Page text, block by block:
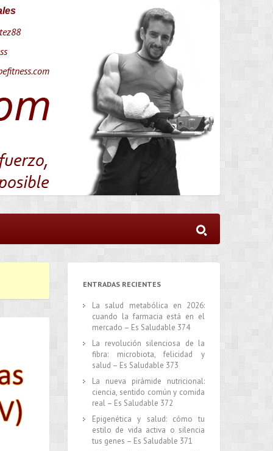
ENTRADAS RECIENTES
La salud metabólica en 2026:
cuando la farmacia está en el
mercado – Es Saludable 374
La revolución silenciosa de la
fibra: microbiota, felicidad y
salud – Es Saludable 373
La nueva pirámide nutricional:
ciencia, sentido común y comida
real – Es Saludable 372
Epigenética y salud: cómo tu
estilo de vida activa o silencia
tus genes – Es Saludable 371